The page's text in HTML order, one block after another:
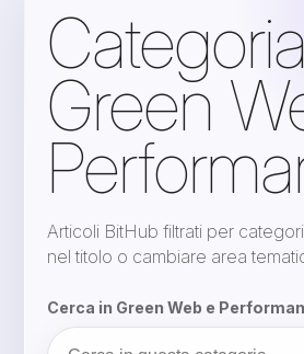
Green
Articoli BitHub filtrati per
nel titolo o cambiare area
Cerca in Green Web e